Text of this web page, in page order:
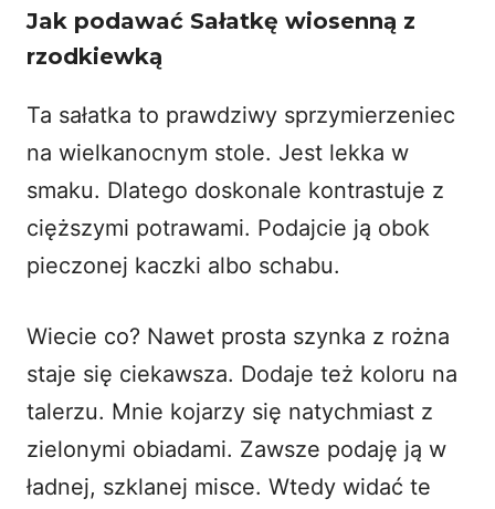
Jak podawać Sałatkę wiosenną z
rzodkiewką
Ta sałatka to prawdziwy sprzymierzeniec
na wielkanocnym stole. Jest lekka w
smaku. Dlatego doskonale kontrastuje z
cięższymi potrawami. Podajcie ją obok
pieczonej kaczki albo schabu.
Wiecie co? Nawet prosta szynka z rożna
staje się ciekawsza. Dodaje też koloru na
talerzu. Mnie kojarzy się natychmiast z
zielonymi obiadami. Zawsze podaję ją w
ładnej, szklanej misce. Wtedy widać te